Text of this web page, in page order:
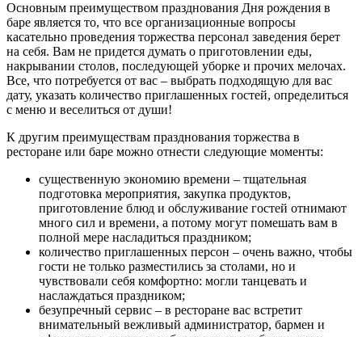
Основным преимуществом празднования Дня рождения в
баре является то, что все организационные вопросы
касательно проведения торжества персонал заведения берет
на себя. Вам не придется думать о приготовлении еды,
накрывании столов, последующей уборке и прочих мелочах.
Все, что потребуется от вас – выбрать подходящую для вас
дату, указать количество приглашенных гостей, определиться
с меню и веселиться от души!
К другим преимуществам празднования торжества в
ресторане или баре можно отнести следующие моменты:
существенную экономию времени – тщательная
подготовка мероприятия, закупка продуктов,
приготовление блюд и обслуживание гостей отнимают
много сил и времени, а потому могут помешать вам в
полной мере насладиться праздником;
количество приглашенных персон – очень важно, чтобы
гости не только разместились за столами, но и
чувствовали себя комфортно: могли танцевать и
наслаждаться праздником;
безупречный сервис – в ресторане вас встретит
внимательный вежливый администратор, бармен и